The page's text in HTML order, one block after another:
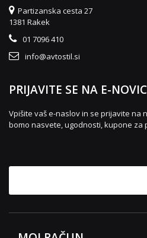
Partizanska cesta 27
1381 Rakek
01 7096 410
info@avtostil.si
PRIJAVITE SE NA E-
Vpišite vaš e-naslov in se prijavite na
bomo nasvete, ugodnosti, kupone za